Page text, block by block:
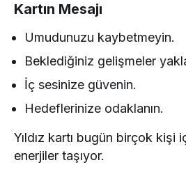
Kartın Mesajı
Umudunuzu kaybetmeyin.
Beklediğiniz gelişmeler
İç sesinize güvenin.
Hedeflerinize odaklanın.
Yıldız kartı bugün birçok kişi
enerjiler taşıyor.